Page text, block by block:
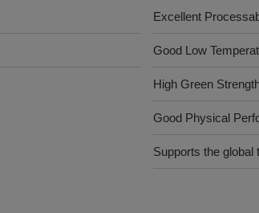
Excellent
Good Low
High Green
Good Physical
Supports the